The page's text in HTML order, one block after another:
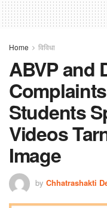
Home विविधा
ABVP and
Students
Videos
Image
by Chhatrashakti